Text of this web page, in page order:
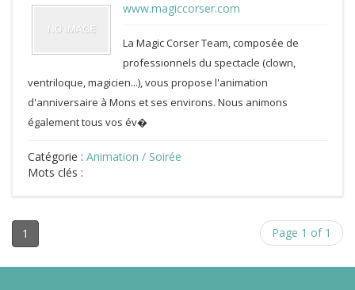
www.magiccorser.com
La Magic Corser Team, composée de
professionnels du spectacle (clown,
ventriloque, magicien...), vous propose l'animation
d'anniversaire à Mons et ses environs. Nous animons
également tous vos év�
Catégorie : Animation / Soirée
Mots clés :
1 Page 1 of 1